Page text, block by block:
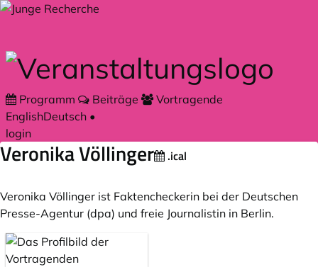
Zum Hauptteil springen
Programm Beiträge
Vortragende
EnglishDeutsch •
login
Veronika Völlinger .ical
Veronika Völlinger ist Faktencheckerin bei der Deutschen
Presse-Agentur (dpa) und freie Journalistin in Berlin.